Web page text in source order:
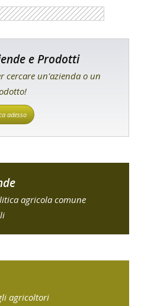
e Prodotti
cercare un'azienda o un
adesso
agricola comune
agricoltori